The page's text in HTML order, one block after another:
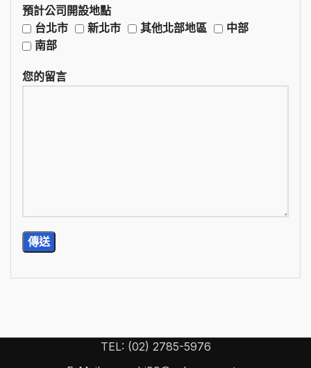
預計公司開設地點
台北市
新北市 其他北部地區
中部
南部
您的留言
TEL: (02) 2785-5976